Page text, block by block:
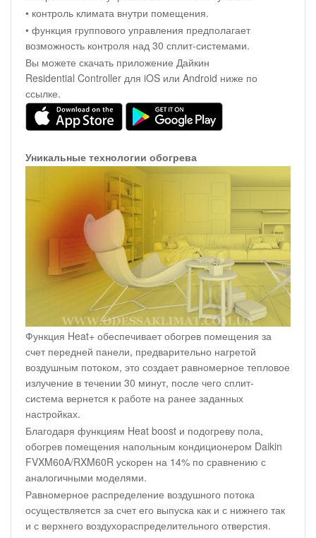
• контроль климата внутри помещения.
• функция группового управления предполагает
возможность контроля над 30 сплит-системами.
Вы можете скачать приложение Дайкин
Residential Controller для iOS или Android ниже по
ссылке.
Уникальные технологии обогрева
Функция Heat+ обеспечивает обогрев помещения за
счет передней панели, предварительно нагретой
воздушным потоком, это создает равномерное тепловое
излучение в течении 30 минут, после чего сплит-
система вернется к работе на ранее заданных
настройках.
Благодаря функциям Heat boost и подогреву пола,
обогрев помещения напольным кондиционером Daikin
FVXM60A/RXM60R ускорен на 14% по сравнению с
аналогичными моделями.
Равномерное распределение воздушного потока
осуществляется за счет его выпуска как и с нижнего так
и с верхнего воздухораспределительного отверстия.